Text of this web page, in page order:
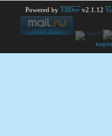
Powered by TBDev v2.1.12